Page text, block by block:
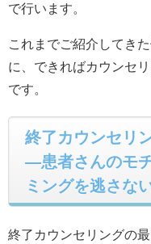
で行います。
これまでご紹介してき
に、できればカウンセ
です。
終了カウンセリ
―患者さんのモ
ミングを逃さな
終了カウンセリングの最